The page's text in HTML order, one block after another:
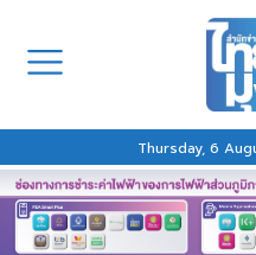
Thursday, 6